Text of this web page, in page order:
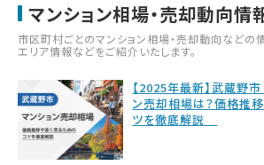
マンション相場・売却動向情
市区町村ごとのマンション相場・売却動向などの
エリア情報などをご紹介いたします。
【2025年最新】武蔵野市
ン売却相場は？価格推
ツを徹底解説